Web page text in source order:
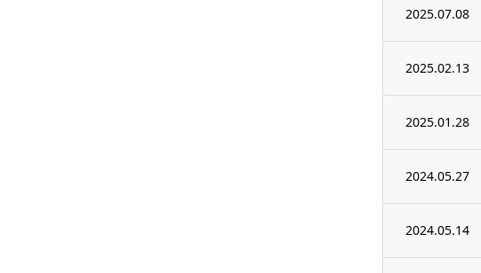
2025.07.08
2025.02.13
2025.01.28
2024.05.27
2024.05.14